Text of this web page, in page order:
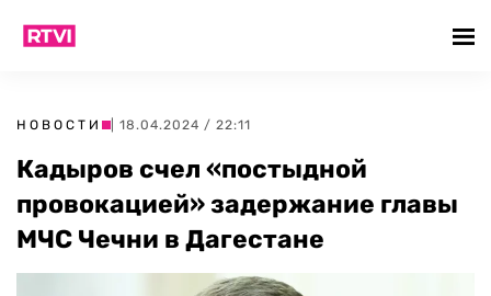
НОВОСТИ | 18.04.2024 / 22:11
Кадыров счел «постыдной
провокацией» задержание главы
МЧС Чечни в Дагестане